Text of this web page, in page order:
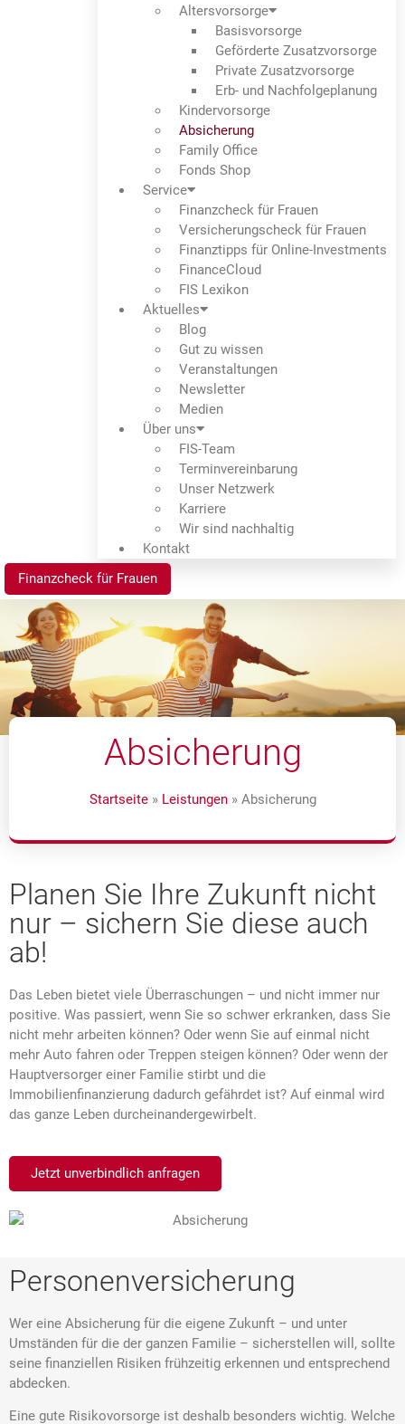
Altersvorsorge
Basisvorsorge
Geförderte Zusatzvorsorge
Private Zusatzvorsorge
Erb- und Nachfolgeplanung
Kindervorsorge
Absicherung
Family Office
Fonds Shop
Service
Finanzcheck für Frauen
Versicherungscheck für Frauen
Finanztipps für Online-Investments
FinanceCloud
FIS Lexikon
Aktuelles
Blog
Gut zu wissen
Veranstaltungen
Newsletter
Medien
Über uns
FIS-Team
Termin­verein­barung
Unser Netzwerk
Karriere
Wir sind nachhaltig
Kontakt
Finanzcheck für Frauen
Absicherung
Startseite» Leistungen» Absicherung
Planen Sie Ihre Zukunft nicht
nur – sichern Sie diese auch
ab!
Das Leben bietet viele Überraschungen – und nicht immer nur
positive. Was passiert, wenn Sie so schwer erkranken, dass Sie
nicht mehr arbeiten können? Oder wenn Sie auf einmal nicht
mehr Auto fahren oder Treppen steigen können? Oder wenn der
Hauptversorger einer Familie stirbt und die
Immobilienfinanzierung dadurch gefährdet ist? Auf einmal wird
das ganze Leben durcheinandergewirbelt.
Jetzt unverbindlich anfragen
Personenversicherung
Wer eine Absicherung für die eigene Zukunft – und unter
Umständen für die der ganzen Familie – sicherstellen will, sollte
seine finanziellen Risiken frühzeitig erkennen und entsprechend
abdecken.
Eine gute Risikovorsorge ist deshalb besonders wichtig. Welche